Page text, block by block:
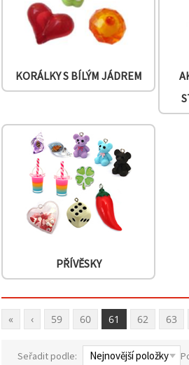
KORÁLKY S BÍLÝM JÁDREM
PŘÍVĚSKY
« ‹ 59 60 61 62 63
Seřadit podle: